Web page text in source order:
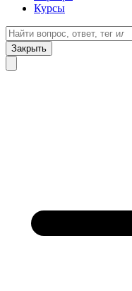
Курсы
Закрыть